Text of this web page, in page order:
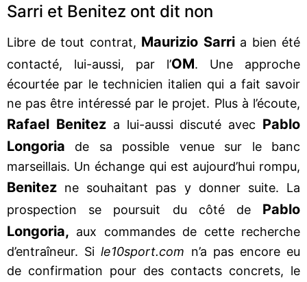
Sarri et Benitez ont dit non
Libre de tout contrat, Maurizio Sarria bien été
contacté, lui-aussi, par l’OM. Une approche
écourtée par le technicien italien qui a fait savoir
ne pas être intéressé par le projet. Plus à l’écoute,
Rafael Beniteza lui-aussi discuté avec Pablo
Longoria de sa possible venue sur le banc
marseillais. Un échange qui est aujourd’hui rompu,
Benitez ne souhaitant pas y donner suite. La
prospection se poursuit du côté de Pablo
Longoria, aux commandes de cette recherche
d’entraîneur. Sile10sport.com n’a pas encore eu
de confirmation pour des contacts concrets, le